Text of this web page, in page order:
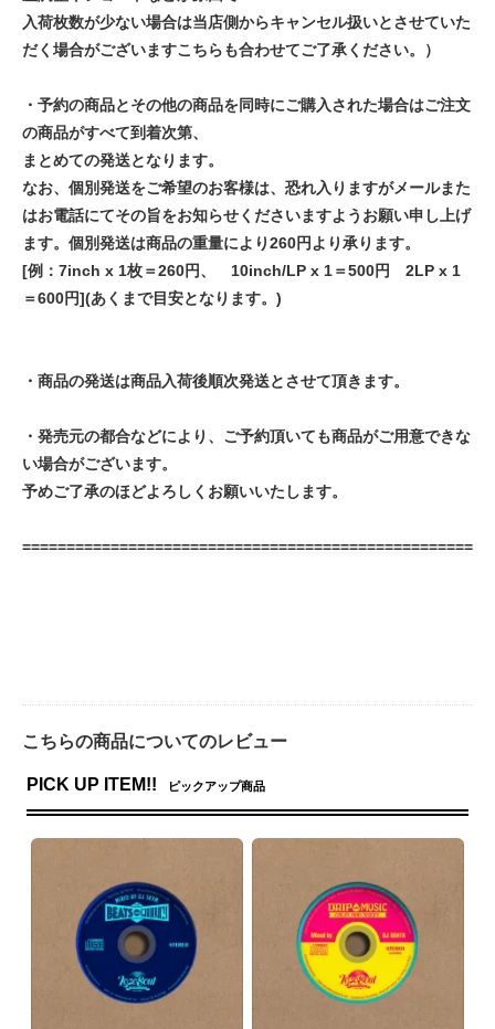
入荷枚数が少ない場合は当店側からキャンセル扱いとさせていた
だく場合がございますこちらも合わせてご了承ください。）
・予約の商品とその他の商品を同時にご購入された場合はご注文
の商品がすべて到着次第、
まとめての発送となります。
なお、個別発送をご希望のお客様は、恐れ入りますがメールまた
はお電話にてその旨をお知らせくださいますようお願い申し上げ
ます。個別発送は商品の重量により260円より承ります。
[例：7inch x 1枚＝260円、 10inch/LP x 1＝500円 2LP x 1
＝600円](あくまで目安となります。)
・商品の発送は商品入荷後順次発送とさせて頂きます。
・発売元の都合などにより、ご予約頂いても商品がご用意できな
い場合がございます。
予めご了承のほどよろしくお願いいたします。
===================================================
こちらの商品についてのレビュー
PICK UP ITEM!! ピックアップ商品